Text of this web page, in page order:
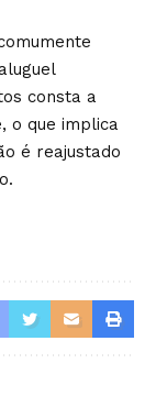
consta a
o que implica
é reajustado